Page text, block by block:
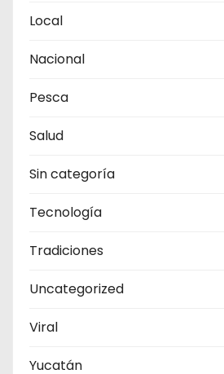
Local
Nacional
Pesca
Salud
Sin categoría
Tecnología
Tradiciones
Uncategorized
Viral
Yucatán